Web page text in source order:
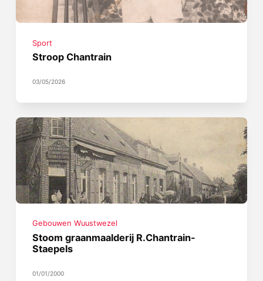
Sport
Stroop Chantrain
03/05/2026
Gebouwen Wuustwezel
Stoom graanmaalderij R.Chantrain-
Staepels
01/01/2000